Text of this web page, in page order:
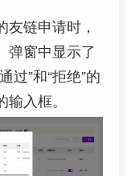
链申请时，
弹窗中显示了
过”和“拒绝”的
入框。